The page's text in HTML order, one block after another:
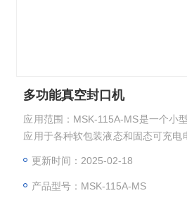
多功能真空封口机
应用范围：MSK-115A-MS是一个小
应用于各种软包装液态和固态可充电
控制， 并可在氩气环境手套箱里使
更新时间：2025-02-18
产品型号：MSK-115A-MS